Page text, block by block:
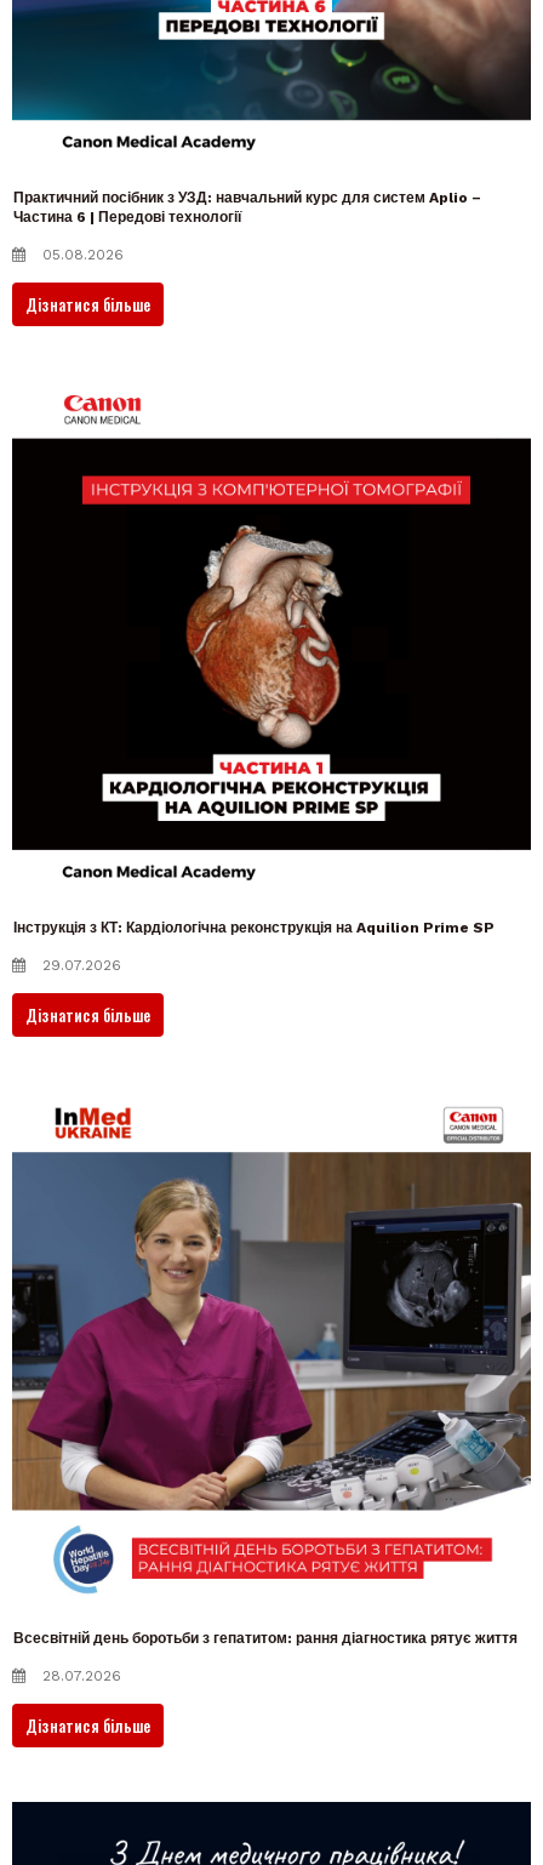
Практичний посібник з УЗД: навчальний курс для систем Aplio –
Частина 6 | Передові технології
05.08.2026
Дізнатися більше
Інструкція з КТ: Кардіологічна реконструкція на Aquilion Prime SP
29.07.2026
Дізнатися більше
Всесвітній день боротьби з гепатитом: рання діагностика рятує життя
28.07.2026
Дізнатися більше